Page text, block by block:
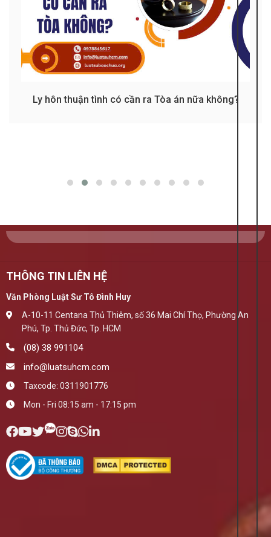
Ly hôn thuận tình có cần ra Tòa án nữa không?
THÔNG TIN LIÊN HỆ
Văn Phòng Luật Sư Tô Đình Huy
A-10-11 Centana Thủ Thiêm, số 36 Mai Chí Thọ, Phường An
Phú, Tp. Thủ Đức, Tp. HCM
(08) 38 991104
info@luatsuhcm.com
Taxcode: 0311901776
Mon - Fri 08:15 am - 17:15 pm